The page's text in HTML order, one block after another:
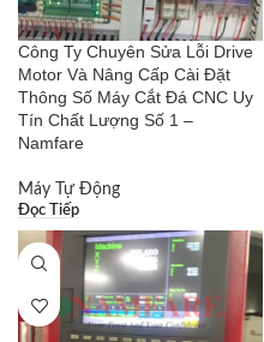
Công Ty Chuyên Sửa Lỗi Drive
Motor Và Nâng Cấp Cài Đặt
Thông Số Máy Cắt Đá CNC Uy
Tín Chất Lượng Số 1 –
Namfare
Máy Tự Động
Đọc Tiếp